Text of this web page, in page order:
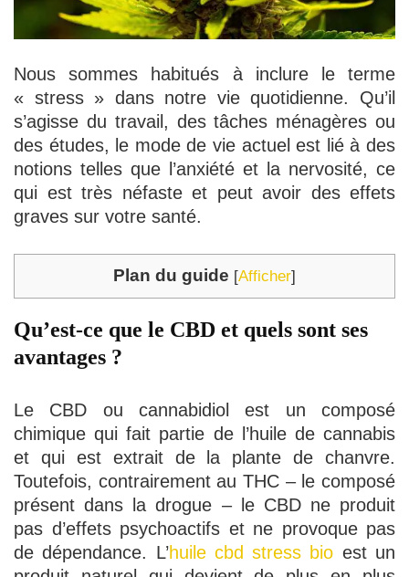
Nous sommes habitués à inclure le terme
« stress » dans notre vie quotidienne. Qu’il
s’agisse du travail, des tâches ménagères ou
des études, le mode de vie actuel est lié à des
notions telles que l’anxiété et la nervosité, ce
qui est très néfaste et peut avoir des effets
graves sur votre santé.
Plan du guide [Afficher]
Qu’est-ce que le CBD et quels sont ses
avantages ?
Le CBD ou cannabidiol est un composé
chimique qui fait partie de l’huile de cannabis
et qui est extrait de la plante de chanvre.
Toutefois, contrairement au THC – le composé
présent dans la drogue – le CBD ne produit
pas d’effets psychoactifs et ne provoque pas
de dépendance. L’huile cbd stress bio est un